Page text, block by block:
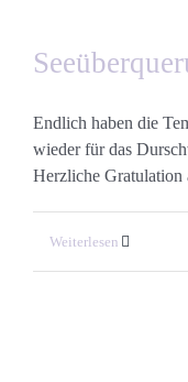
Endlich haben die
wieder für das
Herzliche Gratulation
Weiterlesen